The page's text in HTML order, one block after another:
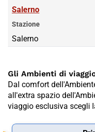
Salerno
Stazione
Salerno
Gli Ambienti di
Dal comfort
all'extra spazio
viaggio esclusiva scegli